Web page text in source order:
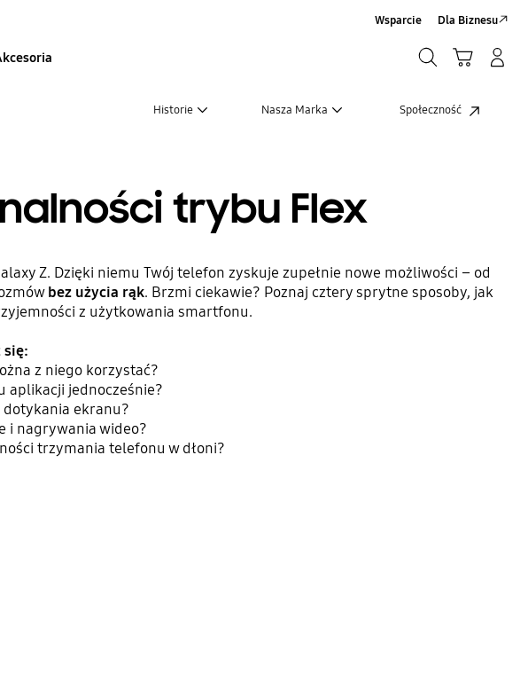
Wsparcie Dla Biznesu
Historie Nasza Marka Społeczność
trybu Flex
Z. Dzięki niemu Twój telefon zyskuje zupełnie nowe możliwości – od
bez użycia rąk. Brzmi ciekawie? Poznaj cztery sprytne sposoby, jak
z użytkowania smartfonu.
się:
z niego korzystać?
aplikacji jednocześnie?
dotykania ekranu?
i nagrywania wideo?
trzymania telefonu w dłoni?